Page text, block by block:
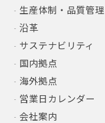
生産体制・品質管理
沿革
サステナビリティ
国内拠点
海外拠点
営業日カレンダー
会社案内